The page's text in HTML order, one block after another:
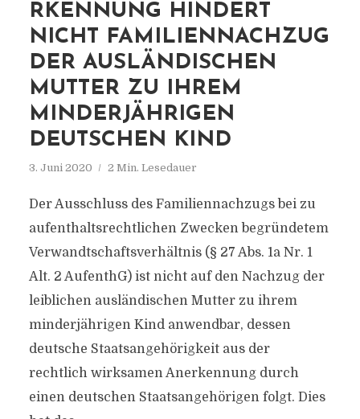
RKENNUNG HINDERT
NICHT FAMILIENNACHZUG
DER AUSLÄNDISCHEN
MUTTER ZU IHREM
MINDERJÄHRIGEN
DEUTSCHEN KIND
3. Juni 2020 2 Min. Lesedauer
Der Ausschluss des Familiennachzugs bei zu
aufenthaltsrechtlichen Zwecken begründetem
Verwandtschaftsverhältnis (§ 27 Abs. 1a Nr. 1
Alt. 2 AufenthG) ist nicht auf den Nachzug der
leiblichen ausländischen Mutter zu ihrem
minderjährigen Kind anwendbar, dessen
deutsche Staatsangehörigkeit aus der
rechtlich wirksamen Anerkennung durch
einen deutschen Staatsangehörigen folgt. Dies